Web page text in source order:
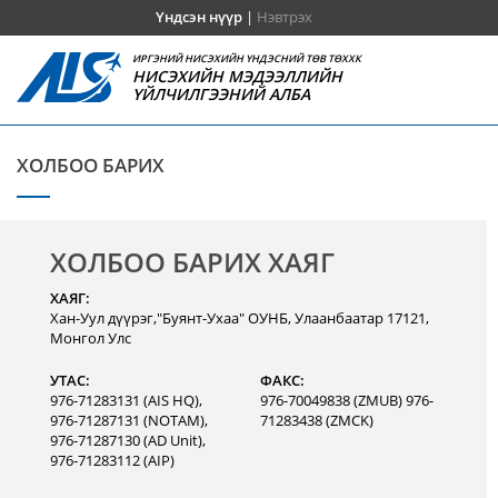
Үндсэн нүүр| Нэвтрэх
ИРГЭНИЙ НИСЭХИЙН ҮНДЭСНИЙ ТӨВ ТӨХХК
НИСЭХИЙН МЭДЭЭЛЛИЙН
ҮЙЛЧИЛГЭЭНИЙ АЛБА
ХОЛБОО БАРИХ
ХОЛБОО БАРИХ ХАЯГ
ХАЯГ:
Хан-Уул дүүрэг,"Буянт-Ухаа" ОУНБ, Улаанбаатар 17121,
Монгол Улс
УТАС:
976-71283131 (AIS HQ),
976-71287131 (NOTAM),
976-71287130 (AD Unit),
976-71283112 (AIP)
ФАКС:
976-70049838 (ZMUB) 976-
71283438 (ZMCK)